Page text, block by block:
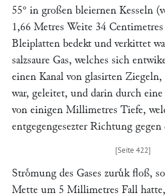
55° in großen bleiernen Kesseln
1,66 Metres Weite 34
Bleiplatten bedekt und verkittet
salzsaure Gas, welches sich
einen Kanal von glasirten
war, geleitet, und darin durch eine
von einigen Millimetres Tiefe,
entgegengesezter Richtung gegen
Stroͤmung des Gases zuruͤk floß,
Mette um 5 Millimetres Fall